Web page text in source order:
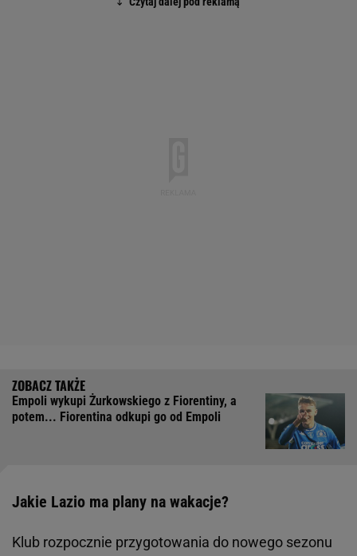
Empoli wykupi Żurkowskiego z Fiorentiny, a
potem... Fiorentina odkupi go od Empoli
Jakie Lazio ma plany na wakacje?
Klub rozpocznie przygotowania do nowego sezonu